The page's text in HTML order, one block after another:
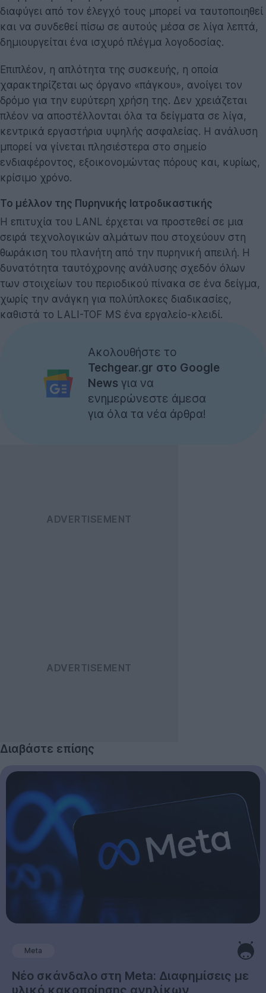
διαφύγει από τον έλεγχό τους μπορεί να ταυτοποιηθεί
και να συνδεθεί πίσω σε αυτούς μέσα σε λίγα λεπτά,
δημιουργείται ένα ισχυρό πλέγμα λογοδοσίας.
Επιπλέον, η απλότητα της συσκευής, η οποία
χαρακτηρίζεται ως όργανο «πάγκου», ανοίγει τον
δρόμο για την ευρύτερη χρήση της. Δεν χρειάζεται
πλέον να αποστέλλονται όλα τα δείγματα σε λίγα,
κεντρικά εργαστήρια υψηλής ασφαλείας. Η ανάλυση
μπορεί να γίνεται πλησιέστερα στο σημείο
ενδιαφέροντος, εξοικονομώντας πόρους και, κυρίως,
κρίσιμο χρόνο.
Το μέλλον της Πυρηνικής Ιατροδικαστικής
Η επιτυχία του LANL έρχεται να προστεθεί σε μια
σειρά τεχνολογικών αλμάτων που στοχεύουν στη
θωράκιση του πλανήτη από την πυρηνική απειλή. Η
δυνατότητα ταυτόχρονης ανάλυσης σχεδόν όλων
των στοιχείων του περιοδικού πίνακα σε ένα δείγμα,
χωρίς την ανάγκη για πολύπλοκες διαδικασίες,
καθιστά το LALI-TOF MS ένα εργαλείο-κλειδί.
Ακολουθήστε το
Techgear.gr στο Google
News για να
ενημερώνεστε άμεσα
για όλα τα νέα άρθρα!
Διαβάστε επίσης
Meta
Νέο σκάνδαλο στη Meta: Διαφημίσεις με